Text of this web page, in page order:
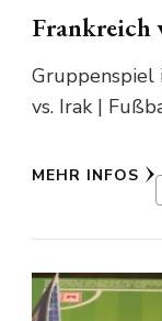
Frankreich
Gruppenspiel
vs. Irak |
MEHR INFOS